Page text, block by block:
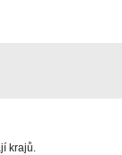
krajů.